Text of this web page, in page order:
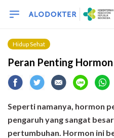
Hidup Sehat
Peran Penting
Seperti namanya, hormon
pengaruh yang sangat
pertumbuhan. Hormon ini